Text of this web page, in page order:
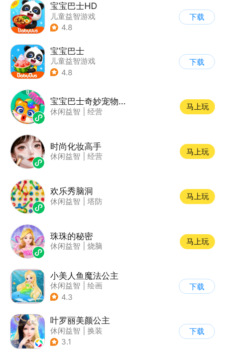
宝宝巴士HD
儿童益智游戏
| 启蒙早教
4.8
下载
宝宝巴士
儿童益智游戏
| 启蒙早教
4.8
下载
宝宝巴士奇妙宠物美妆店
休闲益智 经营
马上玩
时尚化妆高手
休闲益智 经营
马上玩
欢乐秀脑洞
休闲益智 塔防
马上玩
珠珠的秘密
休闲益智 烧脑
马上玩
小美人鱼魔法公主
休闲益智
绘画
| 儿童游戏
4.3
下载
叶罗丽美颜公主
休闲益智
换装
| 动漫改编
3.1
下载